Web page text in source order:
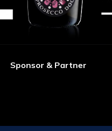
Sponsor & Partner